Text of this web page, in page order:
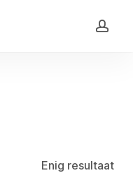
Enig resultaat